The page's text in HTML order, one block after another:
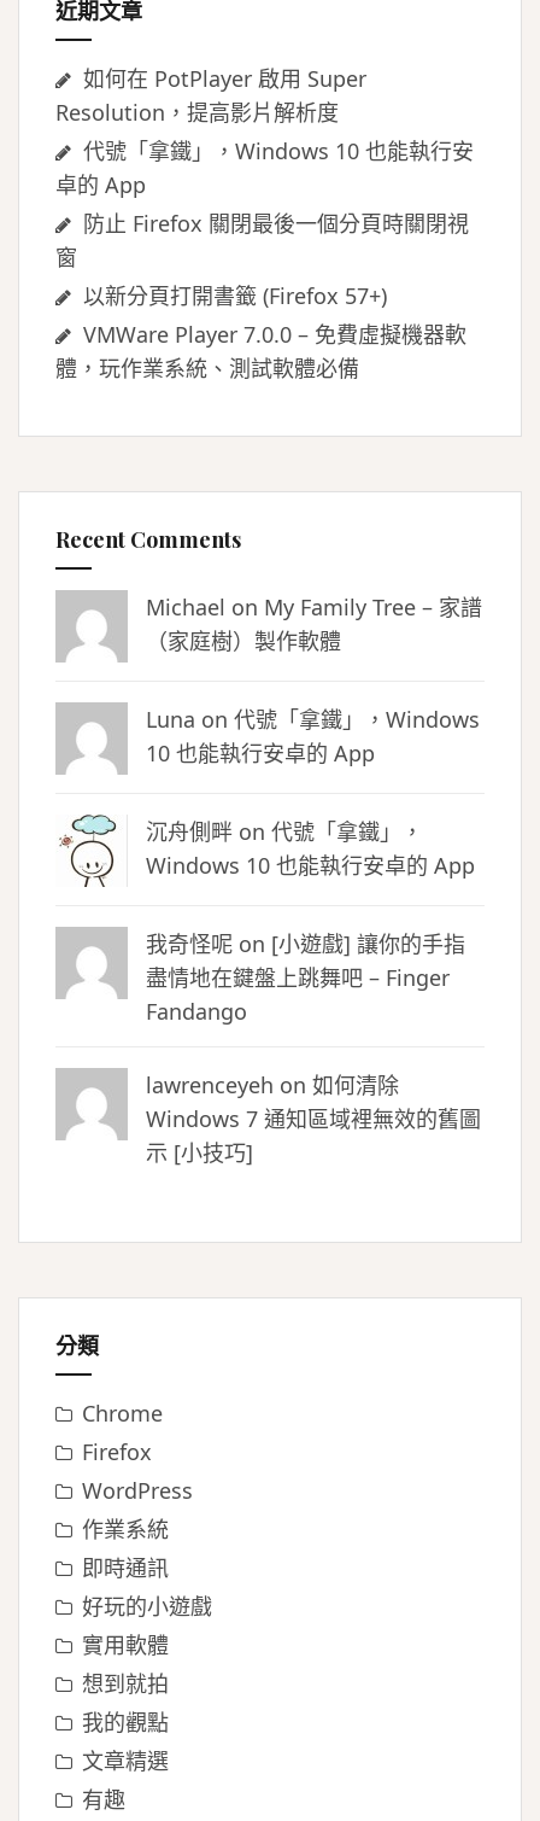
近期文章
如何在 PotPlayer 啟用 Super
Resolution，提高影片解析度
代號「拿鐵」，Windows 10 也能執行安
卓的 App
防止 Firefox 關閉最後一個分頁時關閉視
窗
以新分頁打開書籤 (Firefox 57+)
VMWare Player 7.0.0 – 免費虛擬機器軟
體，玩作業系統、測試軟體必備
Recent Comments
Michael on My Family Tree – 家譜
（家庭樹）製作軟體
Luna on 代號「拿鐵」，Windows
10 也能執行安卓的 App
沉舟側畔 on 代號「拿鐵」，
Windows 10 也能執行安卓的 App
我奇怪呢 on [小遊戲] 讓你的手指
盡情地在鍵盤上跳舞吧 – Finger
Fandango
lawrenceyeh on 如何清除
Windows 7 通知區域裡無效的舊圖
示 [小技巧]
分類
Chrome
Firefox
WordPress
作業系統
即時通訊
好玩的小遊戲
實用軟體
想到就拍
我的觀點
文章精選
有趣